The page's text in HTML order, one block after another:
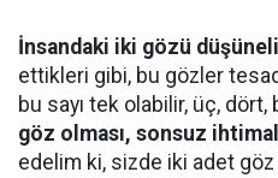
İnsandaki iki gözü
ettikleri gibi, bu gözler
bu sayı tek olabilir, üç,
göz olması, sonsuz
edelim ki, sizde iki adet